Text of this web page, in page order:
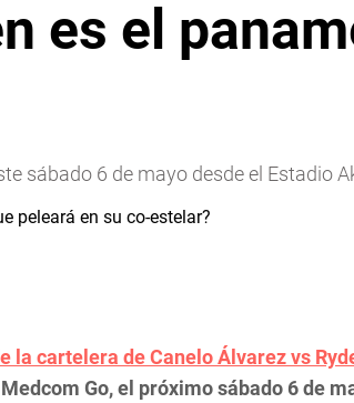
es el
sábado 6 de mayo desde el Estadio
la cartelera de Canelo Álvarez vs
Go, el próximo sábado 6 de